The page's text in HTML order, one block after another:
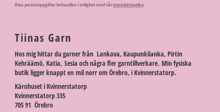
Dina personuppgifter behandlas i enlighet med vårintegritetspolicy.
Tiinas Garn
Hos mig hittar du garner från Lankava, Kaupunkilanka, Pirtin
Kehräämö, Katia, Sesia och några fler garntillverkare. Min fysiska
butik ligger knappt en mil norr om Örebro, i Kvinnerstatorp.
Kärnhuset i Kvinnerstatorp
Kvinnerstatorp 335
705 91 Örebro